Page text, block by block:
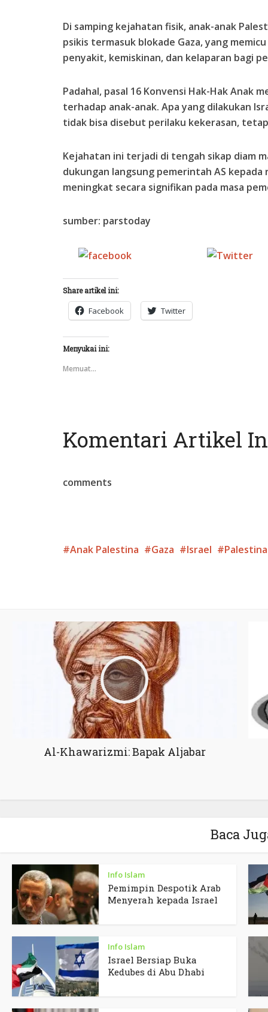
Di samping kejahatan fisik, anak-anak
psikis termasuk blokade Gaza, yang
penyakit, kemiskinan, dan kelaparan bagi
Padahal, pasal 16 Konvensi Hak-Hak Anak
terhadap anak-anak. Apa yang dilakukan
tidak bisa disebut perilaku kekerasan,
Kejahatan ini terjadi di tengah sikap diam
dukungan langsung pemerintah AS kepada
meningkat secara signifikan pada masa
sumber: parstoday
Share artikel ini:
Facebook Twitter
Menyukai ini:
Memuat...
Komentari Artikel
comments
Anak Palestina Gaza Israel Palestina
Al-Khawarizmi: Bapak Aljabar
Baca
Info Islam
Pemimpin Despotik Arab
Menyerah kepada Israel
Info Islam
Israel Bersiap Buka
Kedubes di Abu Dhabi